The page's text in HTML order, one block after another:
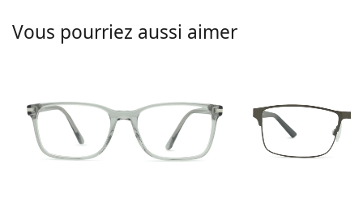
Vous pourriez aussi aimer